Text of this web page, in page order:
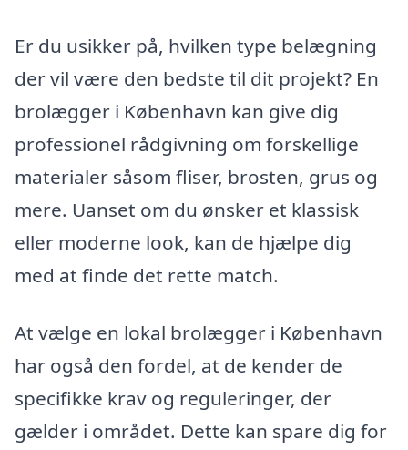
Er du usikker på, hvilken type belægning
der vil være den bedste til dit projekt? En
brolægger i København kan give dig
professionel rådgivning om forskellige
materialer såsom fliser, brosten, grus og
mere. Uanset om du ønsker et klassisk
eller moderne look, kan de hjælpe dig
med at finde det rette match.
At vælge en lokal brolægger i København
har også den fordel, at de kender de
specifikke krav og reguleringer, der
gælder i området. Dette kan spare dig for